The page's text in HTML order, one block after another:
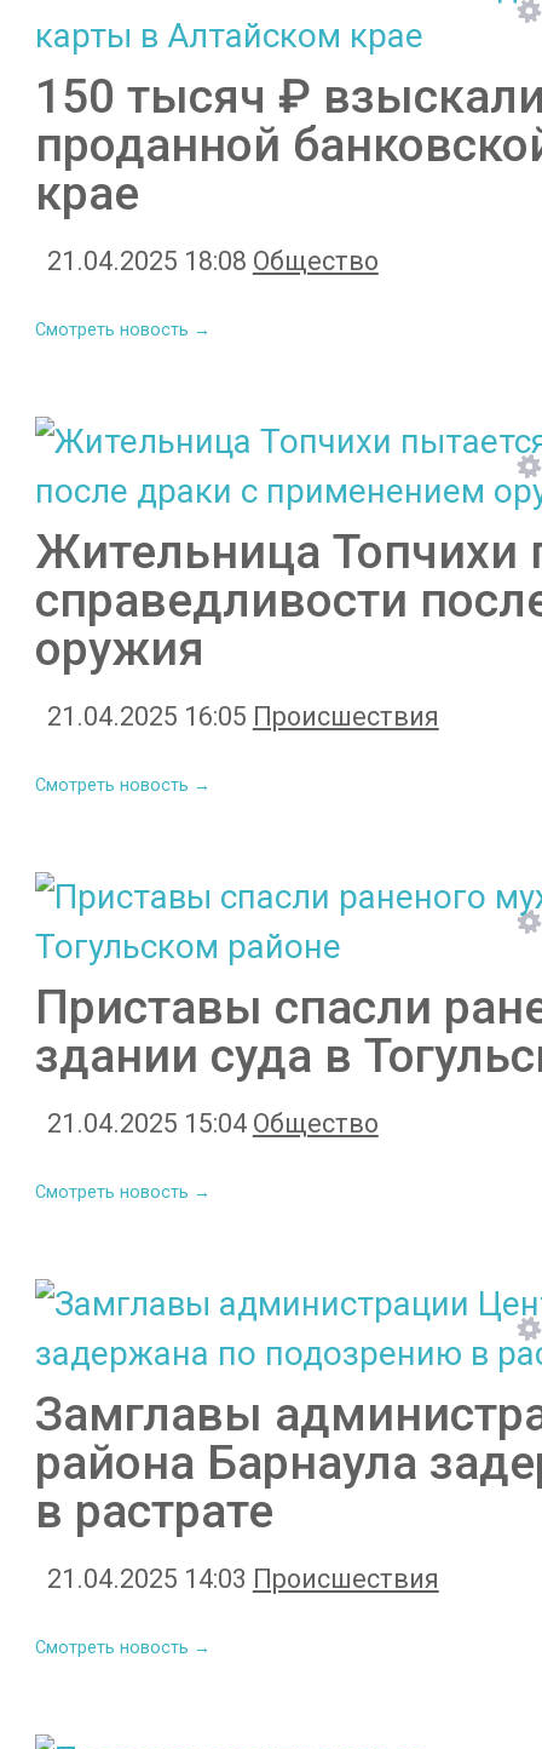
150 тысяч ₽
проданной
крае
21.04.2025 18:08 Общество
Смотреть новость →
Жительница Топчихи
справедливости
оружия
21.04.2025 16:05 Происшествия
Смотреть новость →
Приставы спасли
здании суда в
21.04.2025 15:04 Общество
Смотреть новость →
Замглавы
района Барнаула
в растрате
21.04.2025 14:03 Происшествия
Смотреть новость →